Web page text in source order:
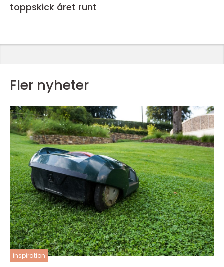
toppskick året runt
Fler nyheter
inspiration